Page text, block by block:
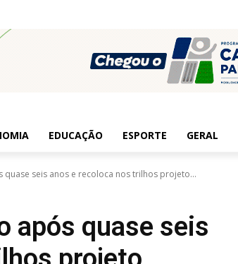
EDUCAÇÃO ESPORTE GERAL
quase seis anos e recoloca nos trilhos projeto...
após quase seis